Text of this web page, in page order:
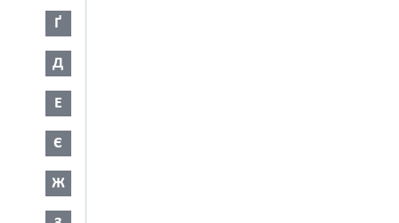
Ґ
Д
Е
Є
Ж